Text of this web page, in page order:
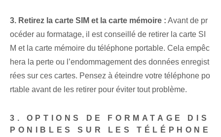
3. Retirez la carte SIM et la carte mémoire : Avant de pr
océder au formatage, il est conseillé de retirer la carte SI
M et la carte mémoire du téléphone portable. Cela empêc
hera la perte ou l’endommagement des données enregist
rées sur ces cartes. Pensez à éteindre votre téléphone po
rtable avant de les retirer pour éviter tout problème.
3. OPTIONS DE FORMATAGE DIS
PONIBLES SUR LES TÉLÉPHONE